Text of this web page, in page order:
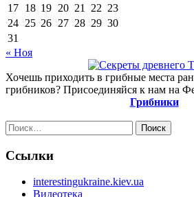
17 18 19 20 21 22 23
24 25 26 27 28 29 30
31
« Ноя
Хочешь приходить в грибные места
грибников? Присоединяйся к нам на
Грибники
Найти:
Ссылки
interestingukraine.kiev.ua
Видеотека